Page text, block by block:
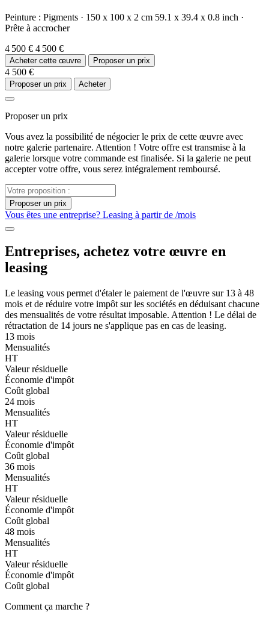
Peinture : Pigments · 150 x 100 x 2 cm 59.1 x 39.4 x 0.8 inch ·
Prête à accrocher
4 500 € 4 500 €
Acheter cette œuvre Proposer un prix
4 500 €
Proposer un prix Acheter
Proposer un prix
Vous avez la possibilité de négocier le prix de cette œuvre avec
notre galerie partenaire. Attention ! Votre offre est transmise à la
galerie lorsque votre commande est finalisée. Si la galerie ne peut
accepter votre offre, vous serez intégralement remboursé.
Proposer un prix
Vous êtes une entreprise? Leasing à partir de /mois
Entreprises, achetez votre œuvre en
leasing
Le leasing vous permet d'étaler le paiement de l'œuvre sur 13 à 48
mois et de réduire votre impôt sur les sociétés en déduisant chacune
des mensualités de votre résultat imposable. Attention ! Le délai de
rétractation de 14 jours ne s'applique pas en cas de leasing.
13 mois
Mensualités
HT
Valeur résiduelle
Économie d'impôt
Coût global
24 mois
Mensualités
HT
Valeur résiduelle
Économie d'impôt
Coût global
36 mois
Mensualités
HT
Valeur résiduelle
Économie d'impôt
Coût global
48 mois
Mensualités
HT
Valeur résiduelle
Économie d'impôt
Coût global
Comment ça marche ?